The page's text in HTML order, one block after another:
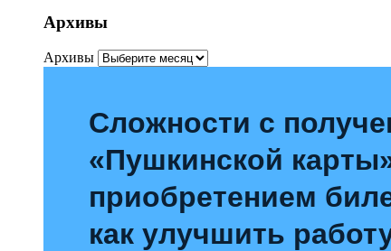
Архивы
Архивы
Сложности с
«Пушкинской
приобретением
как улучшить